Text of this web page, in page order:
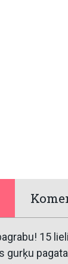
15
gurķu